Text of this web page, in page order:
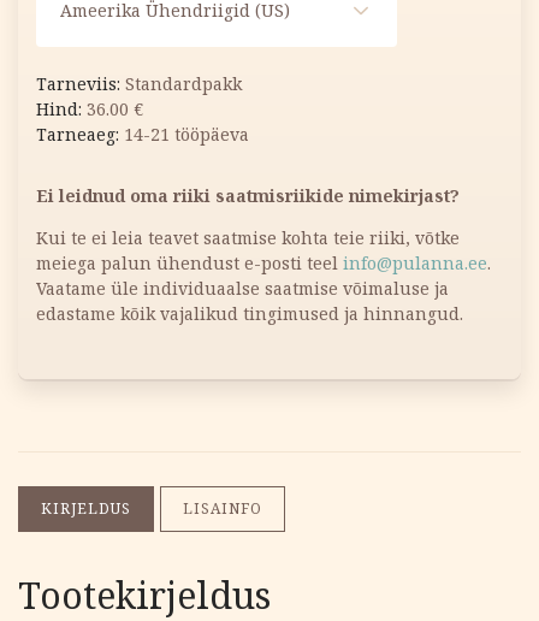
Ameerika Ühendriigid (US)
Standardpakk
36.00 €
14-21 tööpäeva
Ei leidnud oma riiki saatmisriikide nimekirjast?
Kui te ei leia teavet saatmise kohta teie riiki, võtke
meiega palun ühendust e-posti teel info@pulanna.ee.
Vaatame üle individuaalse saatmise võimaluse ja
edastame kõik vajalikud tingimused ja hinnangud.
KIRJELDUS LISAINFO
Tootekirjeldus